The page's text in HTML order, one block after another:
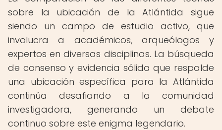
sobre la ubicación de la Atlántida sigue
siendo un campo de estudio activo, que
involucra a académicos, arqueólogos y
expertos en diversas disciplinas. La búsqueda
de consenso y evidencia sólida que respalde
una ubicación específica para la Atlántida
continúa desafiando a la comunidad
investigadora, generando un debate
continuo sobre este enigma legendario.